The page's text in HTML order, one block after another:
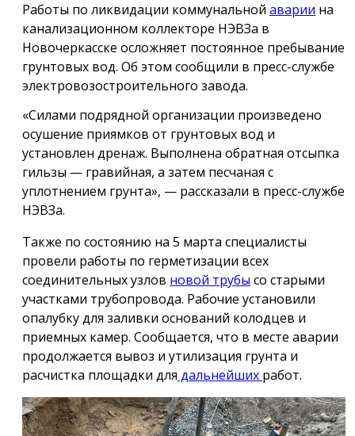
Работы по ликвидации коммунальной аварии на
канализационном коллекторе НЭВЗа в
Новочеркасске осложняет постоянное пребывание
грунтовых вод. Об этом сообщили в пресс-службе
электровозостроительного завода.
«Силами подрядной организации произведено
осушение приямков от грунтовых вод и
установлен дренаж. Выполнена обратная отсыпка
гильзы — гравийная, а затем песчаная с
уплотнением грунта», — рассказали в пресс-службе
НЭВЗа.
Также по состоянию на 5 марта специалисты
провели работы по герметизации всех
соединительных узлов новой трубы со старыми
участками трубопровода. Рабочие установили
опалубку для заливки оснований колодцев и
приемных камер. Сообщается, что в месте аварии
продолжается вывоз и утилизация грунта и
расчистка площадки для дальнейших работ.